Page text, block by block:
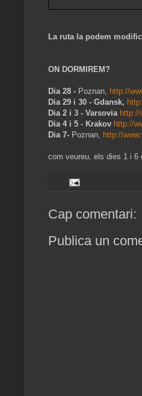
La ruta la podem
ON DORMIREM?
Dia 28 - Poznan, http://
Dia 29 i 30 - Gdansk,
Dia 2 i 3 - Varsovia http://
Dia 4 i 5 - Krakov http://
Dia 7- Poznan, http://
com veureu, els dies 1 i 6
Cap comentari:
Publica un